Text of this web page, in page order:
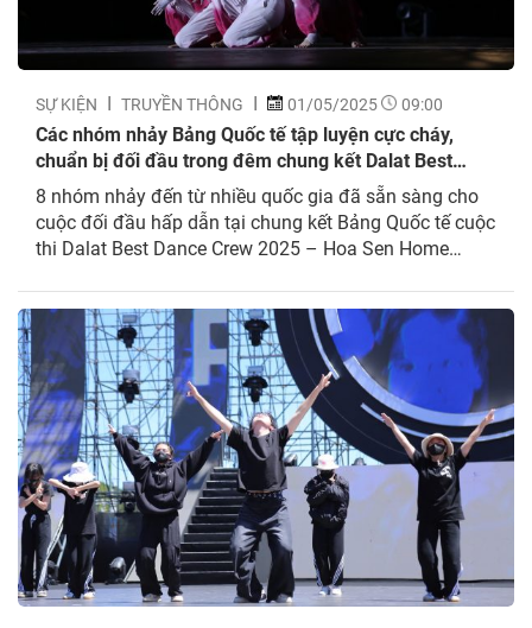
SỰ KIỆN TRUYỀN THÔNG 01/05/2025 09:00
Các nhóm nhảy Bảng Quốc tế tập luyện cực cháy,
chuẩn bị đối đầu trong đêm chung kết Dalat Best
Dance Crew 2025
8 nhóm nhảy đến từ nhiều quốc gia đã sẵn sàng cho
cuộc đối đầu hấp dẫn tại chung kết Bảng Quốc tế cuộc
thi Dalat Best Dance Crew 2025 – Hoa Sen Home
Phong trào mở rộng trong khuôn khổ Dalat Best Dance
Crew 2025 –...